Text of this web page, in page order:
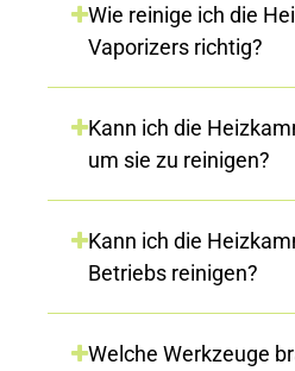
Wie reinige ich die
Vaporizers richtig?
Kann ich die
um sie zu reinigen?
Kann ich die
Betriebs reinigen?
Welche Werkzeuge